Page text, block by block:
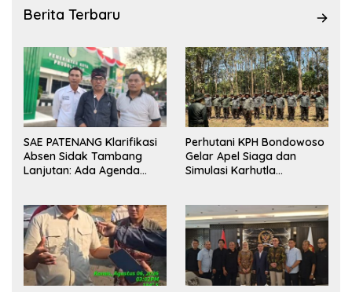
Berita Terbaru
SAE PATENANG Klarifikasi
Absen Sidak Tambang
Lanjutan: Ada Agenda
Perhutani KPH Bondowoso
Gelar Apel Siaga dan
Simulasi Karhutla
Kesiapsiagaan Personel